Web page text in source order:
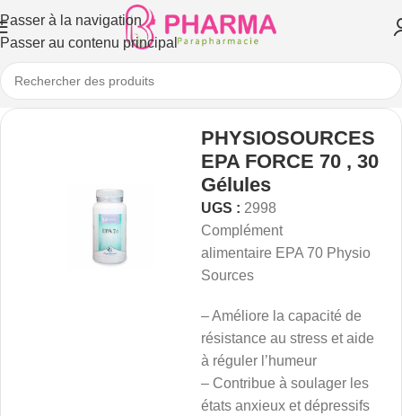
Passer à la navigation
Passer au contenu principal
PHYSIOSOURCES
EPA FORCE 70 , 30
Gélules
UGS : 2998
Complément
alimentaire EPA 70 Physio
Sources
– Améliore la capacité de
résistance au stress et aide
à réguler l’humeur
– Contribue à soulager les
états anxieux et dépressifs